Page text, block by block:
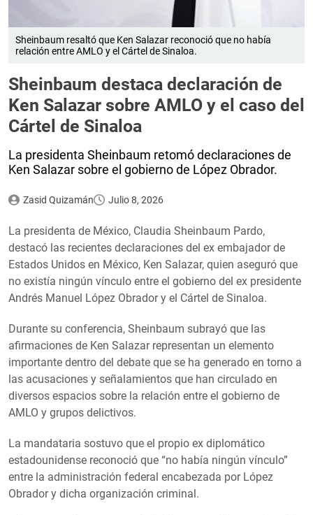
Sheinbaum resaltó que Ken Salazar reconoció que no había
relación entre AMLO y el Cártel de Sinaloa.
Sheinbaum destaca declaración de
Ken Salazar sobre AMLO y el caso del
Cártel de Sinaloa
La presidenta Sheinbaum retomó declaraciones de
Ken Salazar sobre el gobierno de López Obrador.
Zasid Quizamán Julio 8, 2026
La presidenta de México, Claudia Sheinbaum Pardo,
destacó las recientes declaraciones del ex embajador de
Estados Unidos en México, Ken Salazar, quien aseguró que
no existía ningún vínculo entre el gobierno del ex presidente
Andrés Manuel López Obrador y el Cártel de Sinaloa.
Durante su conferencia, Sheinbaum subrayó que las
afirmaciones de Ken Salazar representan un elemento
importante dentro del debate que se ha generado en torno a
las acusaciones y señalamientos que han circulado en
diversos espacios sobre la relación entre el gobierno de
AMLO y grupos delictivos.
La mandataria sostuvo que el propio ex diplomático
estadounidense reconoció que “no había ningún vínculo”
entre la administración federal encabezada por López
Obrador y dicha organización criminal.